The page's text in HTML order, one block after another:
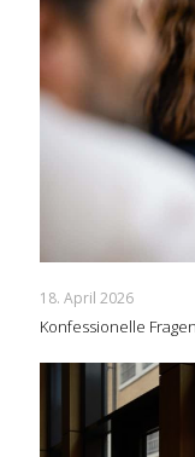
18. April 2026
Konfessionelle